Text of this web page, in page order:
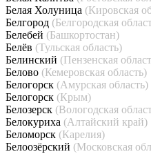
Белая Холуница (Кировская
Белгород (Белгородская
Белебей (Башкортостан)
Белёв (Тульская область)
Белинский (Пензенская
Белово (Кемеровская область)
Белогорск (Амурская область)
Белогорск (Крым)
Белозерск (Вологодская
Белокуриха (Алтайский край)
Беломорск (Карелия)
Белоозёрский (Московская